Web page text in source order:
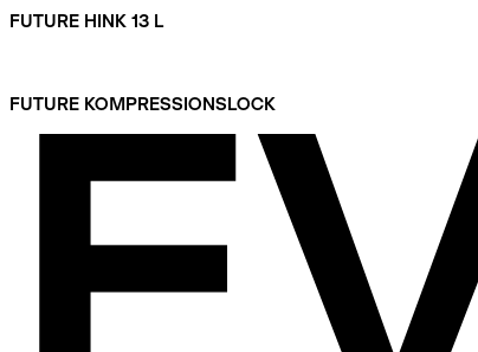
FUTURE HINK 13 L
FUTURE KOMPRESSIONSLOCK